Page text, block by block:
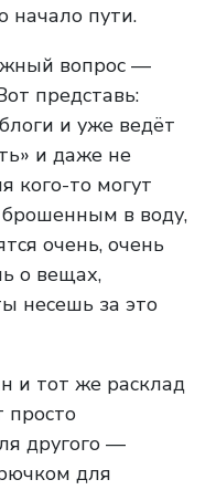
начало пути.
вопрос —
представь:
и уже ведёт
и даже не
кого-то могут
в воду,
очень, очень
о вещах,
несешь за это
и тот же расклад
просто
другого —
для